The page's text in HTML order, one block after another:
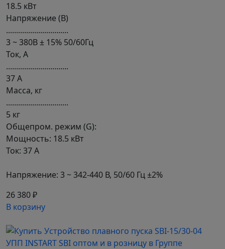
18.5 кВт
Напряжение (В)
...............................
3 ~ 380В ± 15% 50/60Гц
Ток, А
...............................
37 А
Масса, кг
...............................
5 кг
Общепром. режим (G):
Мощность: 18.5 кВт
Ток: 37 А
Напряжение: 3 ~ 342-440 В, 50/60 Гц ±2%
26 380 ₽
В корзину